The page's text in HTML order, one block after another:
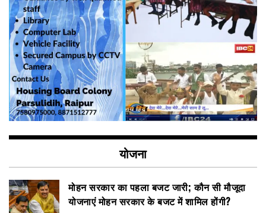
योजना
मोहन सरकार का पहला बजट जारी; कौन सी मौजूदा
योजनाएं मोहन सरकार के बजट में शामिल होंगी?